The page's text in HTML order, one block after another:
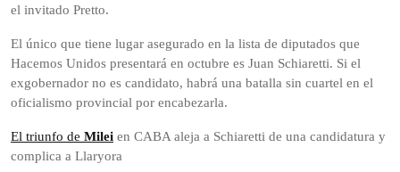
el invitado Pretto.
El único que tiene lugar asegurado en la lista de diputados que
Hacemos Unidos presentará en octubre es Juan Schiaretti. Si el
exgobernador no es candidato, habrá una batalla sin cuartel en el
oficialismo provincial por encabezarla.
El triunfo de Milei en CABA aleja a Schiaretti de una candidatura y
complica a Llaryora